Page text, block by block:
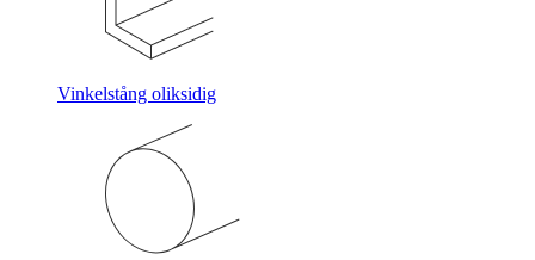
Vinkelstång oliksidig